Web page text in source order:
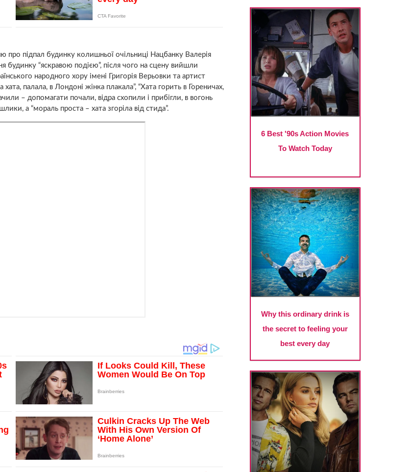
про підпал будинку колишньої очільниці Нацбанку Валерія
будинку “яскравою подією”, після чого на сцену вийшли
народного хору імені Григорія Верьовки та артист
палала, в Лондоні жінка плакала”, “Хата горить в Гореничах,
– допомагати почали, відра схопили і прибігли, в вогонь
а “мораль проста – хата згоріла від стида”.